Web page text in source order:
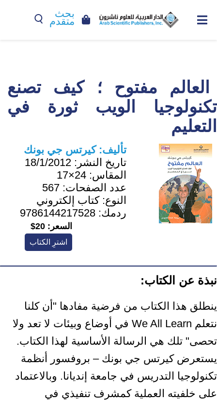
بحث
متقدم
العالم مفتوح ؛ كيف تصنع
تكنولوجيا الويب ثورة في
التعليم
تأليف:كيرتس جي بونك
تاريخ النشر: 18/1/2012
المقاس: 24×17
عدد الصفحات: 567
النوع:كتاب إلكتروني
ردمك: 9786144217528
السعر: 20$
اشترِ الكتاب
نبذة عن الكتاب:
ينطلق هذا الكتاب من فرضية مفادها "أن كلنا
نتعلم We All Learn في أوضاع وبيئات لا تعد ولا
تحصى" تلك هي الرسالة الأساسية لهذا الكتاب.
يستعرض كيرتس جي بونك – بروفسور أنظمة
تكنولوجيا التدريس في جامعة إنديانا. وبالاعتماد
على خلفيته العملية كمشرف تنفيذي في